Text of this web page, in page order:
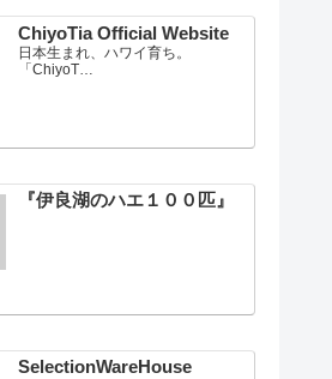
ChiyoTia Official Website
日本生まれ、ハワイ育ち。